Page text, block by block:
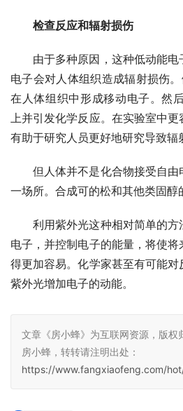
检查反应和辐射损伤
由于多种原因，这种低动能
电子会对人体组织造成辐射损伤
在人体组织中形成移动电子。然
上并引发化学反应。在实验室中
有助于研究人员更好地研究导致辐
但人体并不是化合物接受自
一场所。合成可的松和其他类固醇
利用紫外光这种相对简单的
电子，并控制电子的能量，将使
得更加容易。化学家甚至有可能
紫外光增加电子的动能。
文章《房小蜂》为互联网资源，版权
房小蜂，转转请注明出处：
https://www.fangxiaofeng.com/